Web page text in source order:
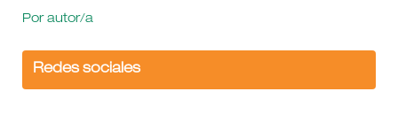
Por autor/a
Redes sociales